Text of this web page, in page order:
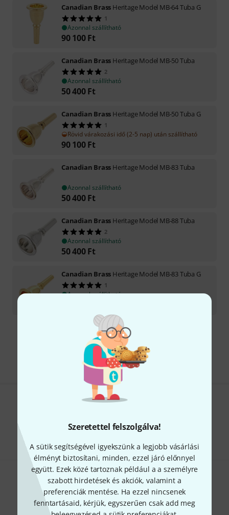
Szeretettel felszolgálva!
A sütik segítségével igyekszünk a legjobb vásárlási
élményt biztosítani, minden, ezzel járó előnnyel
együtt. Ezek közé tartoznak például a a személyre
szabott hirdetések és akciók, valamint a
preferenciák mentése. Ha ezzel nincsenek
fenntartásaid, kérjük, egyszerűen csak add meg
Canadian Brass Heritage Model MB-64 Tuba G
1
Azonnal szállítható
90 100 Ft
Canadian Brass Heritage Model MB-50 Tuba
2
Azonnal szállítható
50 400 Ft
Canadian Brass Heritage Model MB-50 Tuba G
1
Rövid várakozási idő (2-5 nap) után szállítható
90 100 Ft
Canadian Brass Heritage Model MB-83 Tuba
Azonnal szállítható
50 400 Ft
Canadian Brass Heritage Model MB-88 Tuba
2
Azonnal szállítható
50 400 Ft
Canadian Brass Heritage Model MB-83 Tuba G
1
Azonnal szállítható
Díjmentes szállítás 79 000 Ft fölött
Minden ár tartalmazza az ÁFÁ-t
Megosztás Súgó & Visszajelzések